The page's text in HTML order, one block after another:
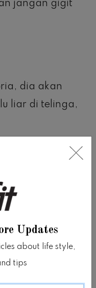
jangan gigit
dia akan
liar di telinga,
bulu hidung
area-area
Updates
about life style,
tips